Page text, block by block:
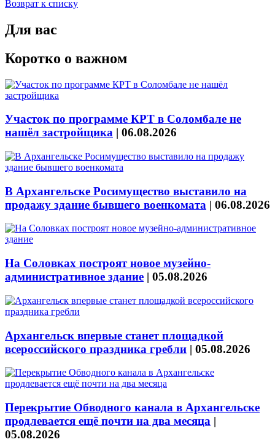
Возврат к списку
Для вас
Коротко о важном
Участок по программе КРТ в Соломбале не
нашёл застройщика | 06.08.2026
В Архангельске Росимущество выставило на
продажу здание бывшего военкомата | 06.08.2026
На Соловках построят новое музейно-
административное здание | 05.08.2026
Архангельск впервые станет площадкой
всероссийского праздника гребли | 05.08.2026
Перекрытие Обводного канала в Архангельске
продлевается ещё почти на два месяца |
05.08.2026